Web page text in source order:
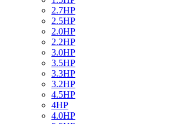
2.7HP
2.5HP
2.0HP
2.2HP
3.0HP
3.5HP
3.3HP
3.2HP
4.5HP
4HP
4.0HP